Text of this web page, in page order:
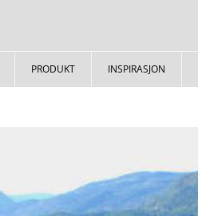
PRODUKT INSPIRASJON